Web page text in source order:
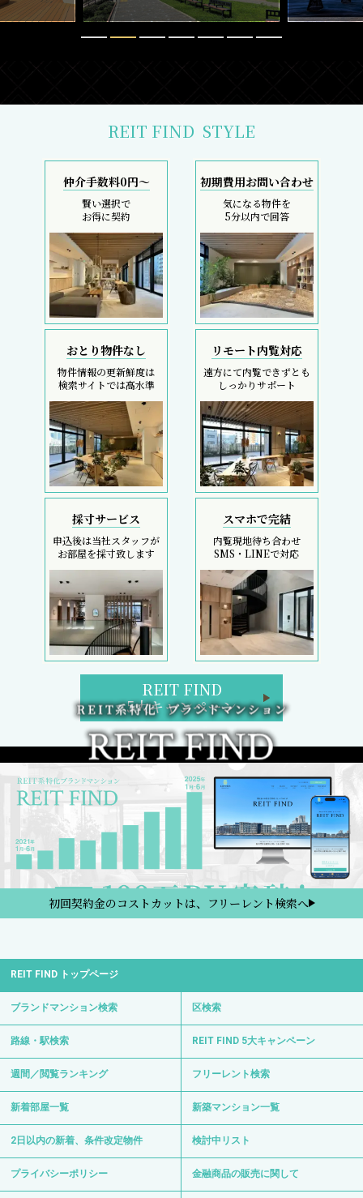
REIT FIND STYLE
仲介手数料0円～
賢い選択で
お得に契約
初期費用お問い合わせ
気になる物件を
5分以内で回答
おとり物件なし
物件情報の更新鮮度は
検索サイトでは高水準
リモート内覧対応
遠方にて内覧できずとも
しっかりサポート
採寸サービス
申込後は当社スタッフが
お部屋を採寸致します
スマホで完結
内覧現地待ち合わせ
SMS・LINEで対応
REIT FIND
5大キャンペーン
初回契約金のコストカットは、フリーレント検索へ
REIT FIND トップページ
ブランドマンション検索 区検索
路線・駅検索 REIT FIND 5大キャンペーン
週間／閲覧ランキング フリーレント検索
新着部屋一覧 新築マンション一覧
2日以内の新着、条件改定物件 検討中リスト
プライバシーポリシー 金融商品の販売に関して